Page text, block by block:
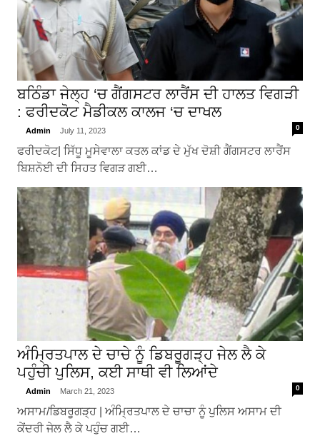
ਬਠਿੰਡਾ ਜੇਲ੍ਹ ‘ਚ ਗੈਂਗਸਟਰ ਲਾਰੈਂਸ ਦੀ ਹਾਲਤ ਵਿਗੜੀ
: ਫਰੀਦਕੋਟ ਮੈਡੀਕਲ ਕਾਲਜ ‘ਚ ਦਾਖਲ
Admin July 11, 2023 0
ਫਰੀਦਕੋਟ| ਸਿੱਧੂ ਮੂਸੇਵਾਲਾ ਕਤਲ ਕਾਂਡ ਦੇ ਮੁੱਖ ਦੋਸ਼ੀ ਗੈਂਗਸਟਰ ਲਾਰੈਂਸ
ਬਿਸ਼ਨੋਈ ਦੀ ਸਿਹਤ ਵਿਗੜ ਗਈ…
ਅੰਮ੍ਰਿਤਪਾਲ ਦੇ ਚਾਚੇ ਨੂੰ ਡਿਬਰੂਗੜ੍ਹ ਜੇਲ ਲੈ ਕੇ
ਪਹੁੰਚੀ ਪੁਲਿਸ, ਕਈ ਸਾਥੀ ਵੀ ਲਿਆਂਦੇ
Admin March 21, 2023 0
ਅਸਾਮ/ਡਿਬਰੂਗੜ੍ਹ | ਅੰਮ੍ਰਿਤਪਾਲ ਦੇ ਚਾਚਾ ਨੂੰ ਪੁਲਿਸ ਅਸਾਮ ਦੀ
ਕੇਂਦਰੀ ਜੇਲ ਲੈ ਕੇ ਪਹੁੰਚ ਗਈ…